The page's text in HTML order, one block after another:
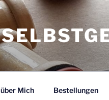
über Mich Bestellungen